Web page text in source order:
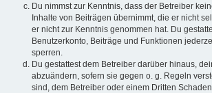
Du nimmst zur Kenntnis, dass der Betreiber
Inhalte von Beiträgen übernimmt, die er nicht
er nicht zur Kenntnis genommen hat. Du
Benutzerkonto, Beiträge und Funktionen
sperren.
Du gestattest dem Betreiber darüber hinaus,
abzuändern, sofern sie gegen o. g. Regeln
sind, dem Betreiber oder einem Dritten Schaden